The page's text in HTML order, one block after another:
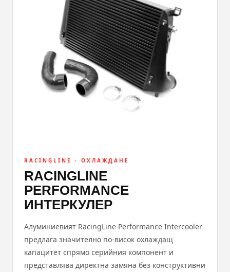
RACINGLINE · ОХЛАЖДАНЕ
RACINGLINE
PERFORMANCE
ИНТЕРКУЛЕР
Алуминиевият RacingLine Performance Intercooler
предлага значително по-висок охлаждащ
капацитет спрямо серийния компонент и
представлява директна замяна без конструктивни